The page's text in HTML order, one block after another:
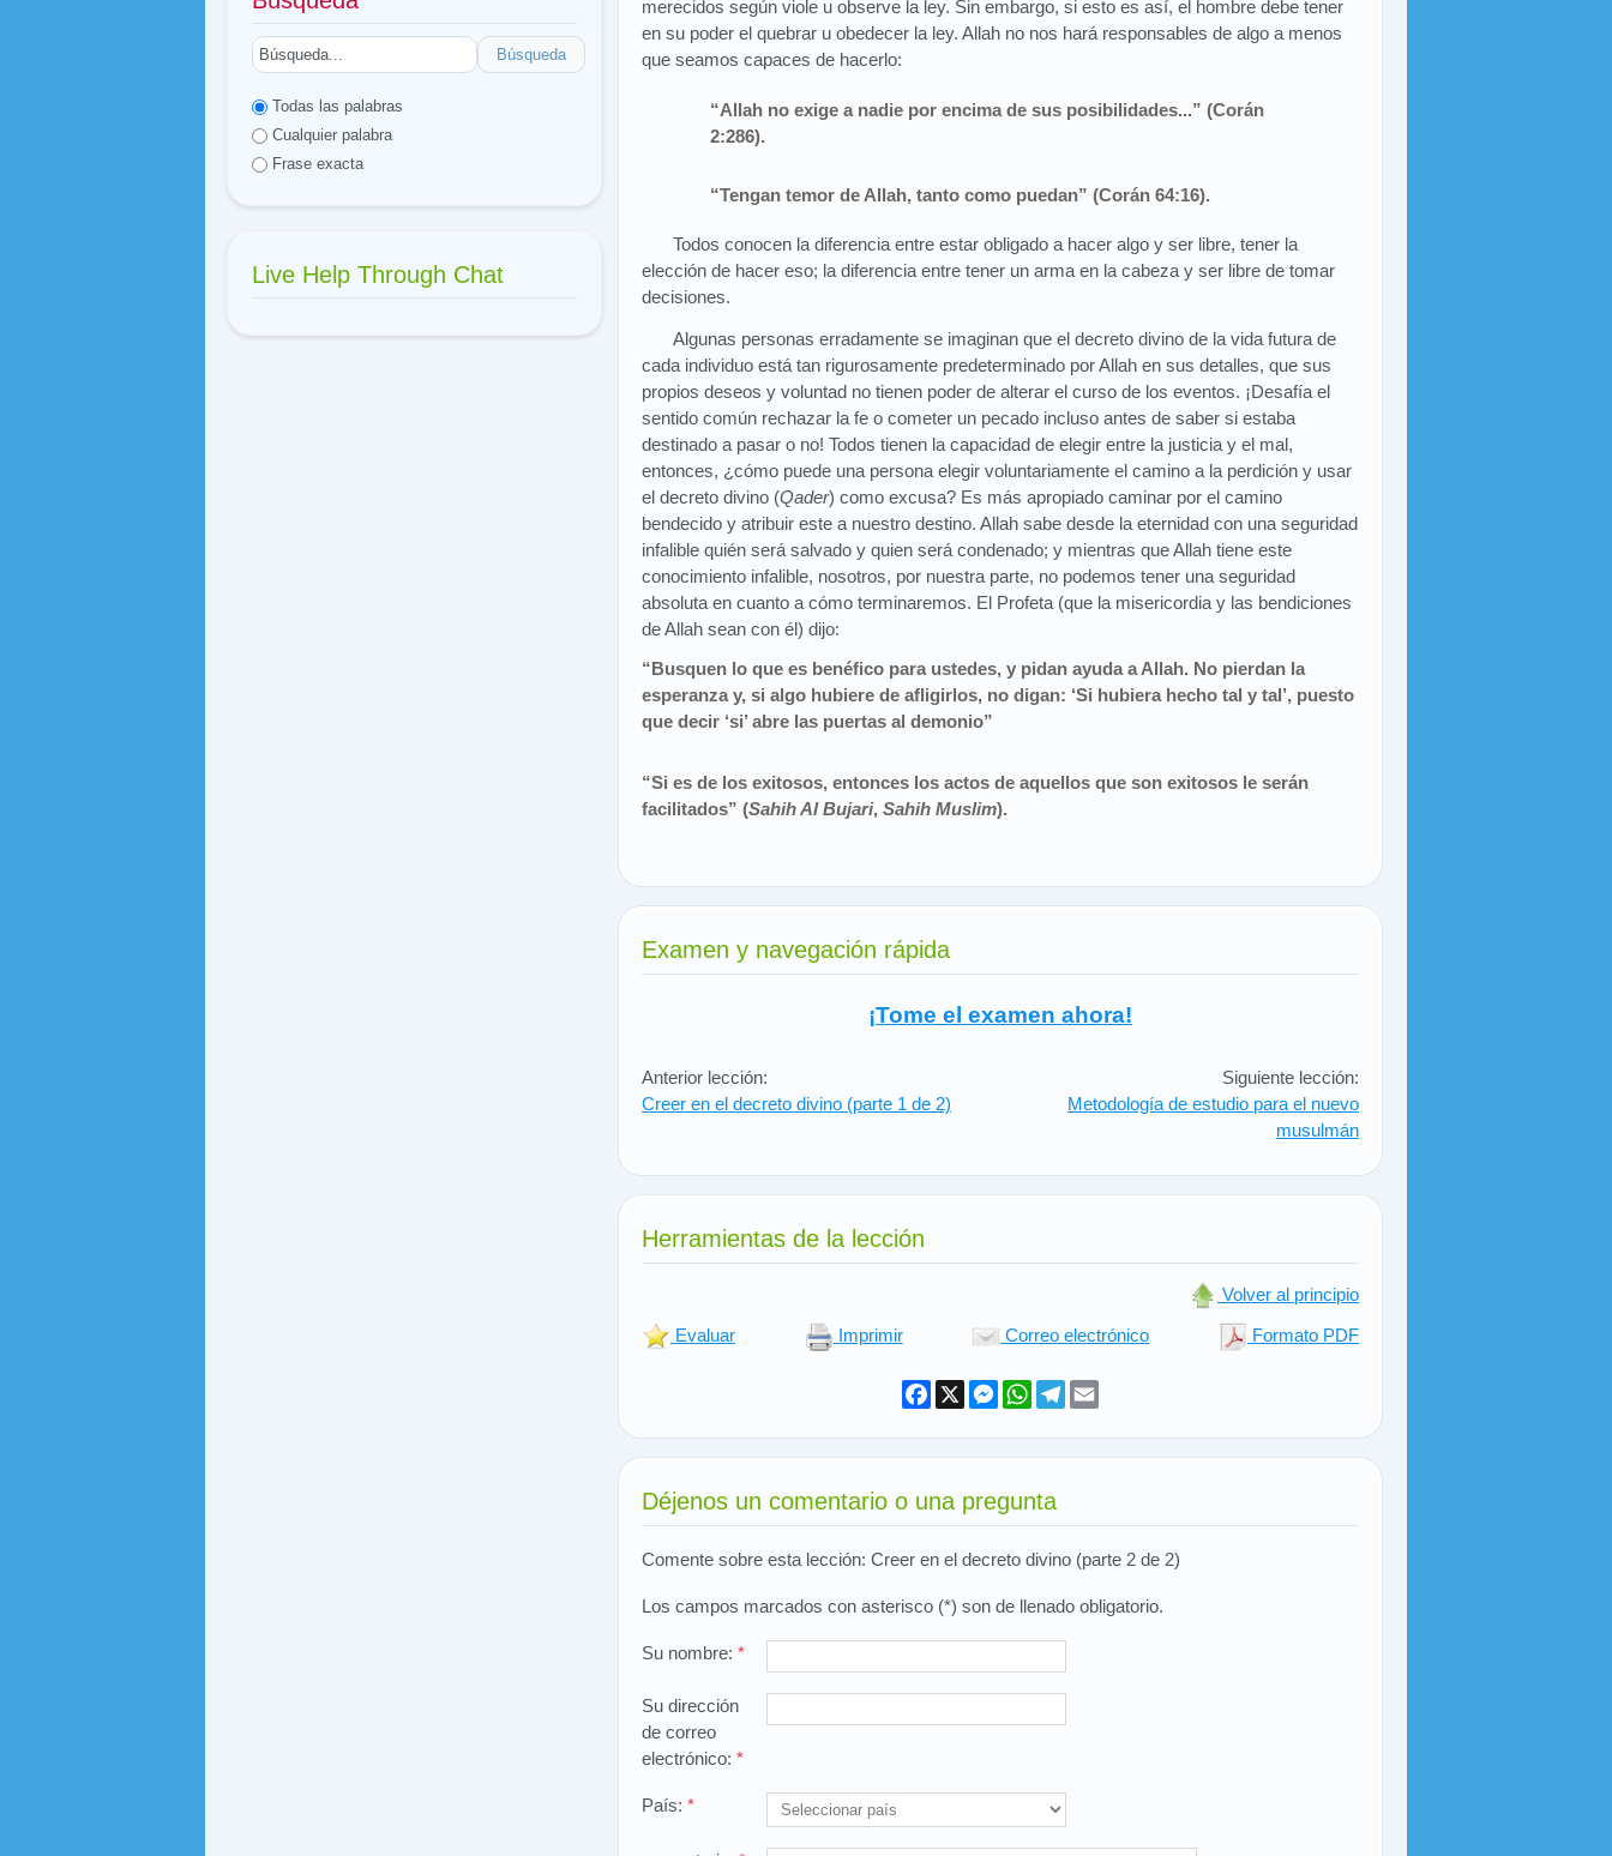
Búsqueda
Todas las palabras
Cualquier palabra
Frase exacta
Live Help Through Chat
merecidos según viole u observe la ley. Sin embargo, si esto es así, el hombre debe tener
en su poder el quebrar u obedecer la ley. Allah no nos hará responsables de algo a menos
que seamos capaces de hacerlo:
“Allah no exige a nadie por encima de sus posibilidades...” (Corán
2:286).
“Tengan temor de Allah, tanto como puedan” (Corán 64:16).
Todos conocen la diferencia entre estar obligado a hacer algo y ser libre, tener la
elección de hacer eso; la diferencia entre tener un arma en la cabeza y ser libre de tomar
decisiones.
Algunas personas erradamente se imaginan que el decreto divino de la vida futura de
cada individuo está tan rigurosamente predeterminado por Allah en sus detalles, que sus
propios deseos y voluntad no tienen poder de alterar el curso de los eventos. ¡Desafía el
sentido común rechazar la fe o cometer un pecado incluso antes de saber si estaba
destinado a pasar o no! Todos tienen la capacidad de elegir entre la justicia y el mal,
entonces, ¿cómo puede una persona elegir voluntariamente el camino a la perdición y usar
el decreto divino (Qader) como excusa? Es más apropiado caminar por el camino
bendecido y atribuir este a nuestro destino. Allah sabe desde la eternidad con una seguridad
infalible quién será salvado y quien será condenado; y mientras que Allah tiene este
conocimiento infalible, nosotros, por nuestra parte, no podemos tener una seguridad
absoluta en cuanto a cómo terminaremos. El Profeta (que la misericordia y las bendiciones
de Allah sean con él) dijo:
“Busquen lo que es benéfico para ustedes, y pidan ayuda a Allah. No pierdan la
esperanza y, si algo hubiere de afligirlos, no digan: ‘Si hubiera hecho tal y tal’, puesto
que decir ‘si’ abre las puertas al demonio”
“Si es de los exitosos, entonces los actos de aquellos que son exitosos le serán
facilitados” (Sahih Al Bujari, Sahih Muslim).
Examen y navegación rápida
¡Tome el examen ahora!
Anterior lección:
Creer en el decreto divino (parte 1 de 2)
Siguiente lección:
Metodología de estudio para el nuevo
musulmán
Herramientas de la lección
Volver al principio
Evaluar Imprimir Correo electrónico Formato PDF
Facebook
X Messenger
WhatsApp
Telegram
Déjenos un comentario o una pregunta
Comente sobre esta lección: Creer en el decreto divino (parte 2 de 2)
Los campos marcados con asterisco (*) son de llenado obligatorio.
Su nombre: *
Su dirección
de correo
electrónico: *
País: *